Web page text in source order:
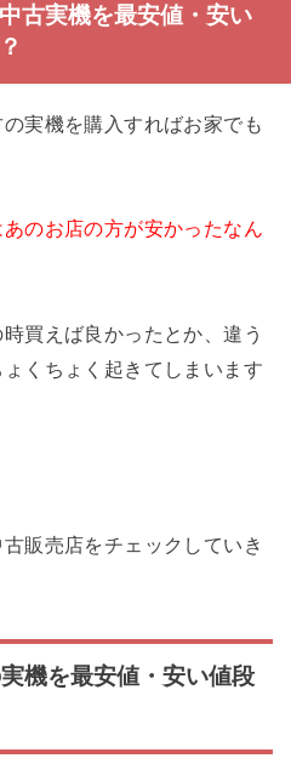
古実機を最安値・安い
実機を購入すればお家でも
のお店の方が安かったなん
買えば良かったとか、違う
くちょく起きてしまいます
販売店をチェックしていき
機を最安値・安い値段